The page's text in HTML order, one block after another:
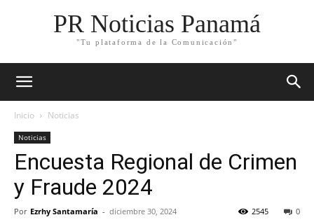
PR Noticias Panamá
"Tu plataforma de la Comunicación"
Inicio Noticias
Noticias
Encuesta Regional de Crimen
y Fraude 2024
Por Ezrhy Santamaría - diciembre 30, 2024 0
2545